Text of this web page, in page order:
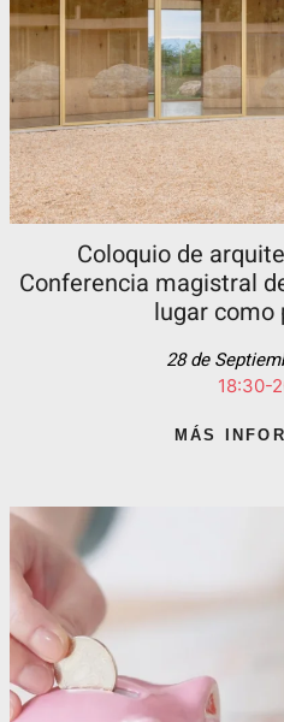
Coloquio de
Conferencia magistral
lugar como
28 de
18:30-
MÁS